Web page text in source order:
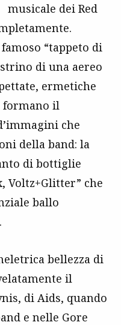
musicale dei Red
“tappeto di
di una aereo
ermetiche
formano il
che
della band: la
di bottiglie
Voltz+Glitter” che
ballo
bellezza di
il
di Aids, quando
e nelle Gore